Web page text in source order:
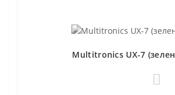
Multitronics UX-7